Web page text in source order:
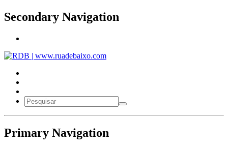
Secondary Navigation
Primary Navigation